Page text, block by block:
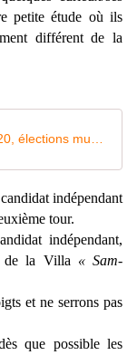
petite étude où ils
différent de la
Auxonne 1919-2020, élections municipales articles EB (2)
indépendant
tour.
indépendant,
de la Villa « Sam-
et ne serrons pas
que possible les